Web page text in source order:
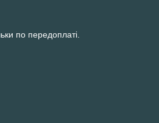
по передоплаті.